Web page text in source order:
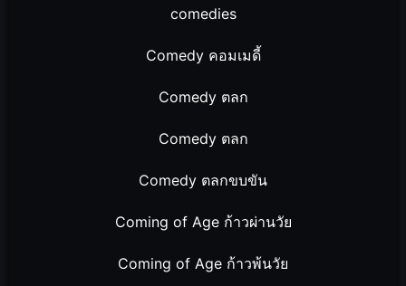
comedies
Comedy คอมเมดี้
Comedy ตลก
Comedy ตลก
Comedy ตลกขบขัน
Coming of Age ก้าวผ่านวัย
Coming of Age ก้าวพ้นวัย